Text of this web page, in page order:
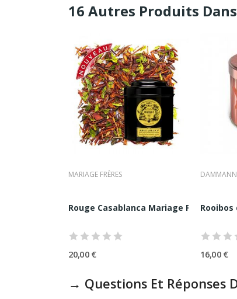
16 Autres Produits
Frères Boite 100G |...
MARIAGE FRÈRES
Rouge Casablanca Mariage Frères :
20,00 €
DAMMANN
Rooibos
16,00 €
→ Questions Et Réponses